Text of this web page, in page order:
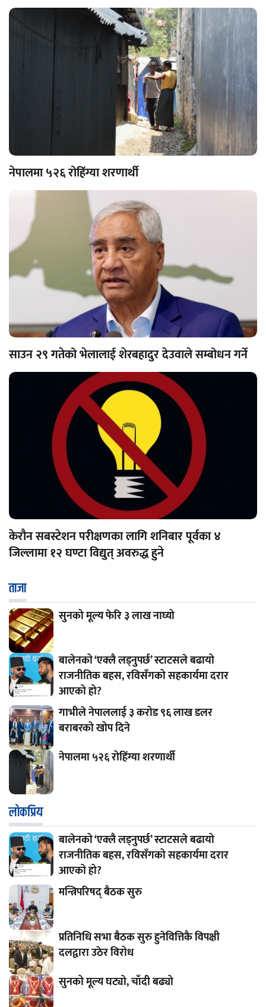
नेपालमा ५२६ रोहिंग्या शरणार्थी
साउन २९ गतेको भेलालाई शेरबहादुर देउवाले सम्बोधन गर्ने
केरौन सबस्टेशन परीक्षणका लागि शनिबार पूर्वका ४
जिल्लामा १२ घण्टा विद्युत् अवरुद्ध हुने
ताजा
सुनको मूल्य फेरि ३ लाख नाघ्यो
बालेनको ‘एक्लै लड्नुपर्छ’ स्टाटसले बढायो
राजनीतिक बहस, रविसँगको सहकार्यमा दरार
आएको हो?
गाभीले नेपाललाई ३ करोड ९६ लाख डलर
बराबरको खोप दिने
नेपालमा ५२६ रोहिंग्या शरणार्थी
लाेकप्रिय
बालेनको ‘एक्लै लड्नुपर्छ’ स्टाटसले बढायो
राजनीतिक बहस, रविसँगको सहकार्यमा दरार
आएको हो?
मन्त्रिपरिषद् बैठक सुरु
प्रतिनिधि सभा बैठक सुरु हुनेवित्तिकै विपक्षी
दलद्वारा उठेर विरोध
सुनको मूल्य घट्यो, चाँदी बढ्यो